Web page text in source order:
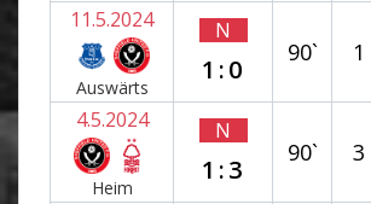
11.5.2024
Auswärts
N
1:0
90` 1
4.5.2024
Heim
N
1:3
90` 3